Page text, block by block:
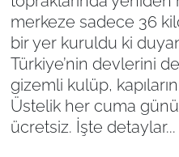
merkeze sadece 36
bir yer kuruldu ki
Türkiye’nin devlerini
gizemli kulüp,
Üstelik her cuma
ücretsiz. İşte detaylar...